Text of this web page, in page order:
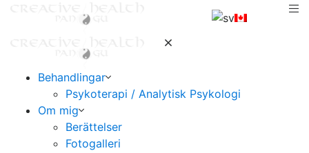
Behandlingar
Psykoterapi / Analytisk Psykologi
Om mig
Berättelser
Fotogalleri